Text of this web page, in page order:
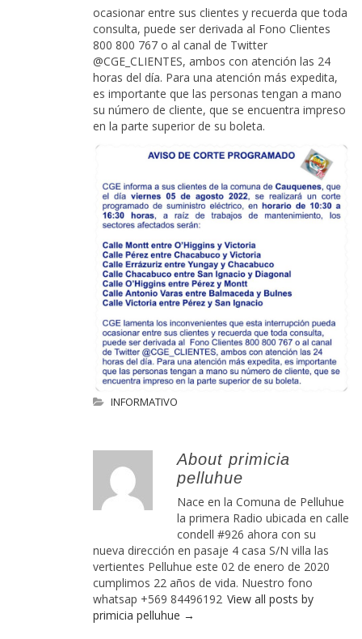
ocasionar entre sus clientes y recuerda que toda
consulta, puede ser derivada al Fono Clientes
800 800 767 o al canal de Twitter
@CGE_CLIENTES, ambos con atención las 24
horas del día. Para una atención más expedita,
es importante que las personas tengan a mano
su número de cliente, que se encuentra impreso
en la parte superior de su boleta.
INFORMATIVO
About primicia
pelluhue
Nace en la Comuna de Pelluhue
la primera Radio ubicada en calle
condell #926 ahora con su
nueva dirección en pasaje 4 casa S/N villa las
vertientes Pelluhue este 02 de enero de 2020
cumplimos 22 años de vida. Nuestro fono
whatsap +569 84496192 View all posts by
primicia pelluhue →